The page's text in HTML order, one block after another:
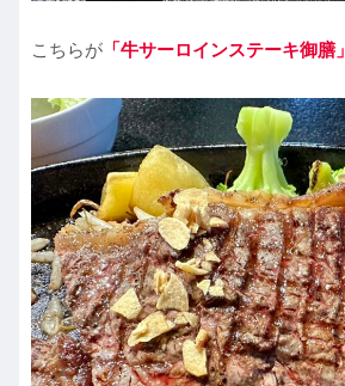
こちらが 「牛サーロインステーキ御膳」